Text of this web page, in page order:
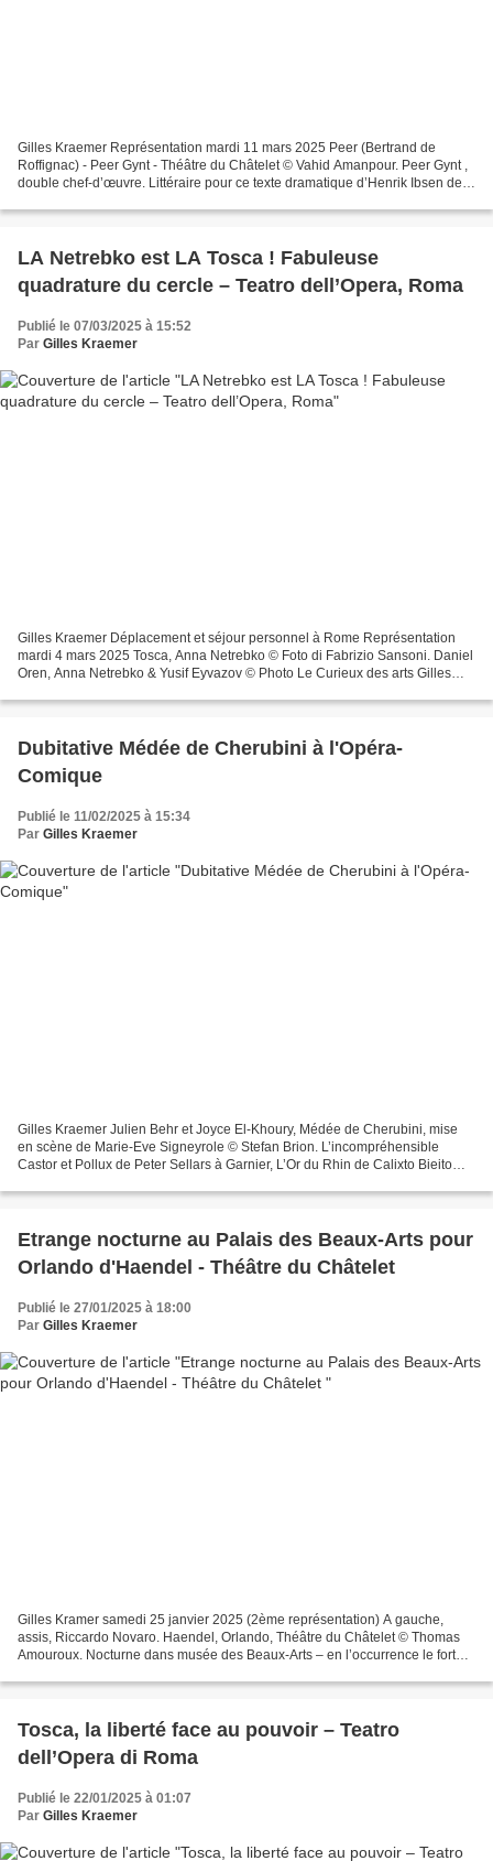
Gilles Kraemer Représentation mardi 11 mars 2025 Peer (Bertrand de
Roffignac) - Peer Gynt - Théâtre du Châtelet © Vahid Amanpour. Peer Gynt ,
double chef-d’œuvre. Littéraire pour ce texte dramatique d’Henrik Ibsen de
LA Netrebko est LA Tosca ! Fabuleuse
quadrature du cercle – Teatro dell’Opera, Roma
Publié le 07/03/2025 à 15:52
Par Gilles Kraemer
Gilles Kraemer Déplacement et séjour personnel à Rome Représentation
mardi 4 mars 2025 Tosca, Anna Netrebko © Foto di Fabrizio Sansoni. Daniel
Oren, Anna Netrebko & Yusif Eyvazov © Photo Le Curieux des arts Gilles
Dubitative Médée de Cherubini à l'Opéra-
Comique
Publié le 11/02/2025 à 15:34
Par Gilles Kraemer
Gilles Kraemer Julien Behr et Joyce El-Khoury, Médée de Cherubini, mise
en scène de Marie-Eve Signeyrole © Stefan Brion. L’incompréhensible
Castor et Pollux de Peter Sellars à Garnier, L’Or du Rhin de Calixto Bieito
Etrange nocturne au Palais des Beaux-Arts pour
Orlando d'Haendel - Théâtre du Châtelet
Publié le 27/01/2025 à 18:00
Par Gilles Kraemer
Gilles Kramer samedi 25 janvier 2025 (2ème représentation) A gauche,
assis, Riccardo Novaro. Haendel, Orlando, Théâtre du Châtelet © Thomas
Amouroux. Nocturne dans musée des Beaux-Arts – en l’occurrence le fort
Tosca, la liberté face au pouvoir – Teatro
dell’Opera di Roma
Publié le 22/01/2025 à 01:07
Par Gilles Kraemer